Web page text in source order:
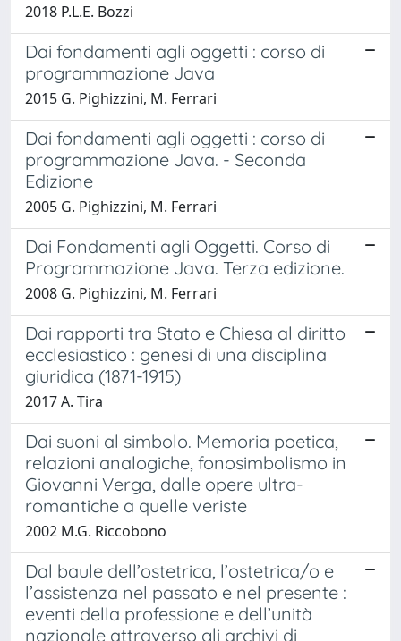
2018 P.L.E. Bozzi
Dai fondamenti agli oggetti : corso di
programmazione Java
2015 G. Pighizzini, M. Ferrari
Dai fondamenti agli oggetti : corso di
programmazione Java. - Seconda
Edizione
2005 G. Pighizzini, M. Ferrari
Dai Fondamenti agli Oggetti. Corso di
Programmazione Java. Terza edizione.
2008 G. Pighizzini, M. Ferrari
Dai rapporti tra Stato e Chiesa al diritto
ecclesiastico : genesi di una disciplina
giuridica (1871-1915)
2017 A. Tira
Dai suoni al simbolo. Memoria poetica,
relazioni analogiche, fonosimbolismo in
Giovanni Verga, dalle opere ultra-
romantiche a quelle veriste
2002 M.G. Riccobono
Dal baule dell’ostetrica, l’ostetrica/o e
l’assistenza nel passato e nel presente :
eventi della professione e dell’unità
nazionale attraverso gli archivi di